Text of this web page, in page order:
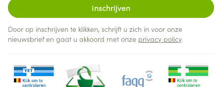
Inschrijven
Door op inschrijven te klikken, schrijft u zich in voor onze
nieuwsbrief en gaat u akkoord met onze privacy policy.